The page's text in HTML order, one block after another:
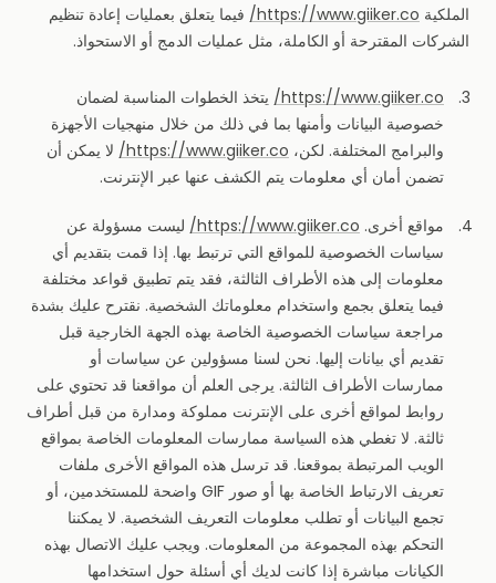
الملكية https://www.giiker.co/ فيما يتعلق بعمليات إعادة تنظيم
الشركات المقترحة أو الكاملة، مثل عمليات الدمج أو الاستحواذ.
https://www.giiker.co/ يتخذ الخطوات المناسبة لضمان
خصوصية البيانات وأمنها بما في ذلك من خلال منهجيات الأجهزة
والبرامج المختلفة. لكن، https://www.giiker.co/ لا يمكن أن
تضمن أمان أي معلومات يتم الكشف عنها عبر الإنترنت.
مواقع أخرى. https://www.giiker.co/ ليست مسؤولة عن
سياسات الخصوصية للمواقع التي ترتبط بها. إذا قمت بتقديم أي
معلومات إلى هذه الأطراف الثالثة، فقد يتم تطبيق قواعد مختلفة
فيما يتعلق بجمع واستخدام معلوماتك الشخصية. نقترح عليك بشدة
مراجعة سياسات الخصوصية الخاصة بهذه الجهة الخارجية قبل
تقديم أي بيانات إليها. نحن لسنا مسؤولين عن سياسات أو
ممارسات الأطراف الثالثة. يرجى العلم أن مواقعنا قد تحتوي على
روابط لمواقع أخرى على الإنترنت مملوكة ومدارة من قبل أطراف
ثالثة. لا تغطي هذه السياسة ممارسات المعلومات الخاصة بمواقع
الويب المرتبطة بموقعنا. قد ترسل هذه المواقع الأخرى ملفات
تعريف الارتباط الخاصة بها أو صور GIF واضحة للمستخدمين، أو
تجمع البيانات أو تطلب معلومات التعريف الشخصية. لا يمكننا
التحكم بهذه المجموعة من المعلومات. ويجب عليك الاتصال بهذه
الكيانات مباشرة إذا كانت لديك أي أسئلة حول استخدامها